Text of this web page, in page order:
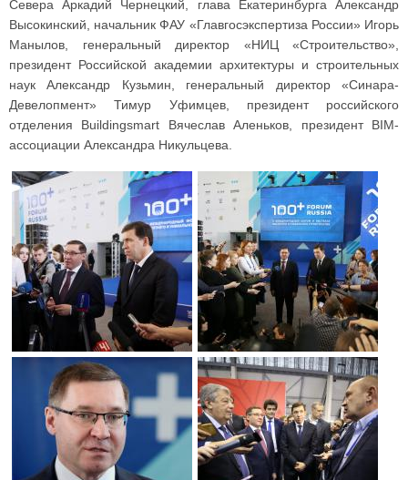
Севера Аркадий Чернецкий, глава Екатеринбурга Александр
Высокинский, начальник ФАУ «Главгосэкспертиза России» Игорь
Манылов, генеральный директор «НИЦ «Строительство»,
президент Российской академии архитектуры и строительных
наук Александр Кузьмин, генеральный директор «Синара-
Девелопмент» Тимур Уфимцев, президент российского
отделения Buildingsmart Вячеслав Аленьков, президент BIM-
ассоциации Александра Никульцева.